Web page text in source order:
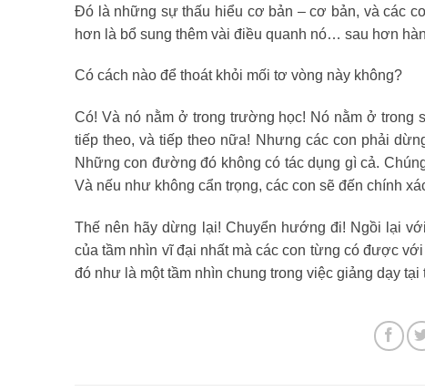
Đó là những sự thấu hiểu cơ bản – cơ bản, và các
hơn là bổ sung thêm vài điều quanh nó… sau hơn
Có cách nào để thoát khỏi mối tơ vòng này không?
Có! Và nó nằm ở trong trường học! Nó nằm ở trong
tiếp theo, và tiếp theo nữa! Nhưng các con phải
Những con đường đó không có tác dụng gì cả.
Và nếu như không cẩn trọng, các con sẽ đến chính
Thế nên hãy dừng lại! Chuyển hướng đi! Ngồi lại
của tầm nhìn vĩ đại nhất mà các con từng có được
đó như là một tầm nhìn chung trong việc giảng dạy tại